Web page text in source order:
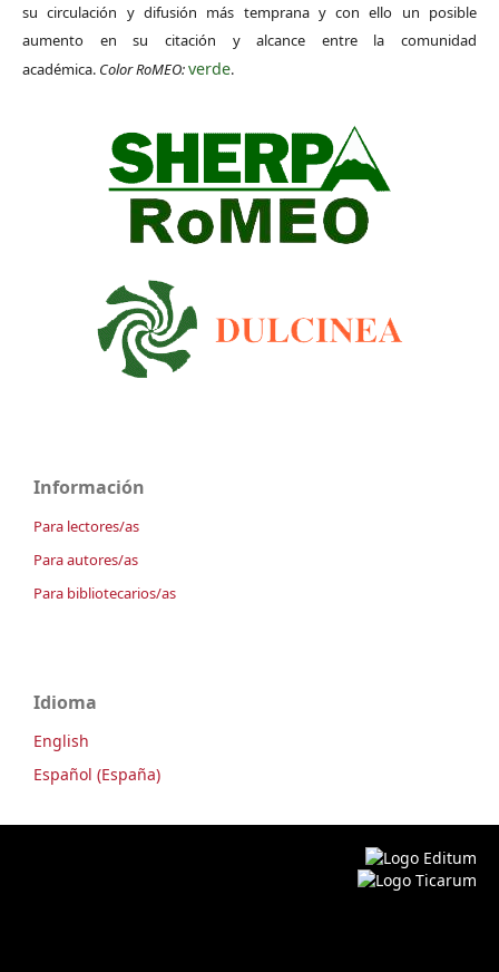
su circulación y difusión más temprana y con ello un posible
aumento en su citación y alcance entre la comunidad
académica. Color RoMEO:verde.
Información
Para lectores/as
Para autores/as
Para bibliotecarios/as
Idioma
English
Español (España)